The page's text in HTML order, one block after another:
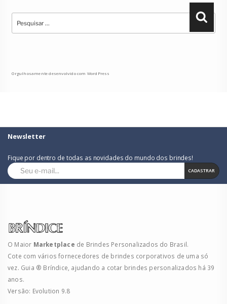
Pesquisar
por:
Orgulhosamente desenvolvido com WordPress
Newsletter
Fique por dentro de todas as novidades do mundo dos brindes!
CADASTRAR
O Maior Marketplace de Brindes Personalizados do Brasil.
Cote com vários fornecedores de brindes corporativos de uma só
vez. Guia ® Bríndice, ajudando a cotar brindes personalizados há 39
anos.
Versão: Evolution 9.8